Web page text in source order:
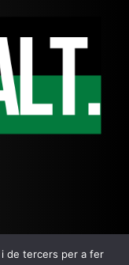
de tercers per a fer